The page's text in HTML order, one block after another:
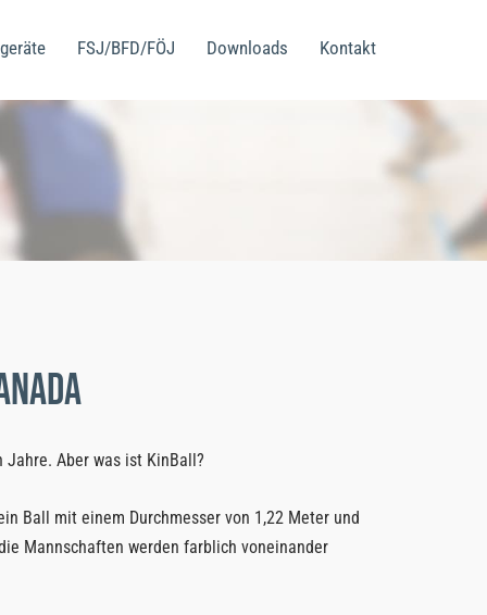
FSJ/BFD/FÖJ Downloads Kontakt
Aber was ist KinBall?
Ball mit einem Durchmesser von 1,22 Meter und
Mannschaften werden farblich voneinander